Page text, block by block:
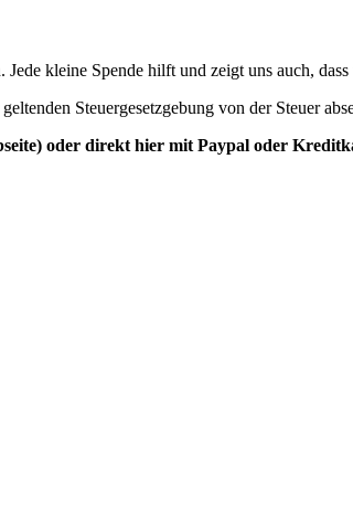
kleine Spende hilft und zeigt uns auch,
Steuergesetzgebung von der Steuer
oder direkt hier mit Paypal oder